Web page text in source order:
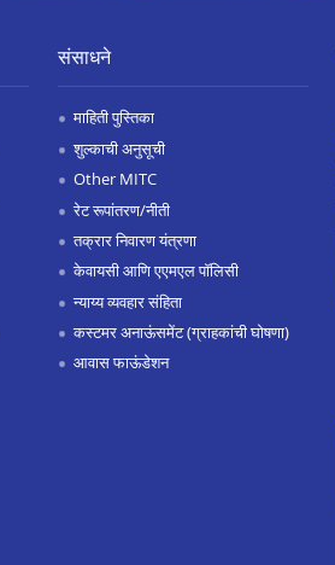
संसाधने
माहिती पुस्तिका
शुल्काची अनुसूची
Other MITC
रेट रूपांतरण/नीती
तक्रार निवारण यंत्रणा
केवायसी आणि एएमएल पॉलिसी
न्याय्य व्यवहार संहिता
कस्टमर अनाऊंसमेंट (ग्राहकांची घोषणा)
आवास फाऊंडेशन